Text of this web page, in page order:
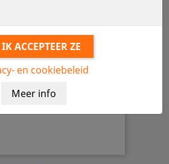
en cookiebeleid